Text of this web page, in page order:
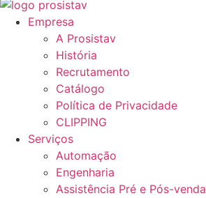
Empresa
A Prosistav
História
Recrutamento
Catálogo
Política de Privacidade
CLIPPING
Serviços
Automação
Engenharia
Assistência Pré e Pós-venda